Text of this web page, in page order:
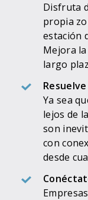
Disfruta
propia
estación
Mejora
largo
Ya sea
lejos de
son
con
desde